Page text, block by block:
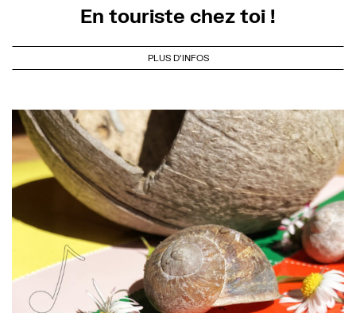
En touriste chez toi !
PLUS D'INFOS